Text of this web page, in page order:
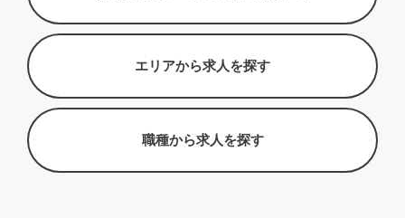
エリアから求人を探す
職種から求人を探す